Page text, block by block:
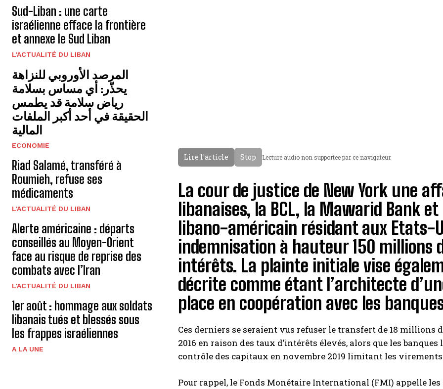
Sud-Liban : une carte
israélienne efface la frontière
et annexe le Sud Liban
L'ACTUALITÉ DU LIBAN
المرصد الأوروبي للنزاهة
يحذّر: أي مساس بسلامة
رياض سلامة قد يطمس
الحقيقة في أحد أكبر الملفات
المالية
ECONOMIE
Riad Salamé, transféré à
Roumieh, refuse ses
médicaments
L'ACTUALITÉ DU LIBAN
Alerte américaine : départs
conseillés au Moyen-Orient
face au risque de reprise des
combats avec l’Iran
L'ACTUALITÉ DU LIBAN
1er août : hommage aux soldats
libanais tués et blessés sous
les frappes israéliennes
A LA UNE
Lire l'article Stop Lecture audio non supportee par ce navigateur.
La cour de justice de New York une
libanaises, la BCL, la Mawarid Bank
libano-américain résidant aux Etats-
indemnisation à hauteur 150 millions
intérêts. La plainte initiale vise
décrite comme étant l’architecte
place en coopération avec les
Ces derniers se seraient vus refuser le transfert de 18 millions
2016 en raison des taux d’intérêts élevés, alors que les
contrôle des capitaux en novembre 2019 limitant les virements
Pour rappel, le Fonds Monétaire International (FMI) appelle